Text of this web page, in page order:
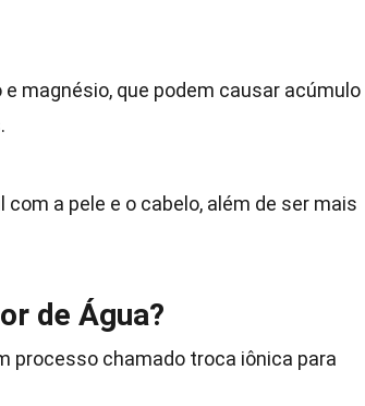
magnésio, que podem causar acúmulo
a pele e o cabelo, além de ser mais
de Água?
processo chamado troca iônica para